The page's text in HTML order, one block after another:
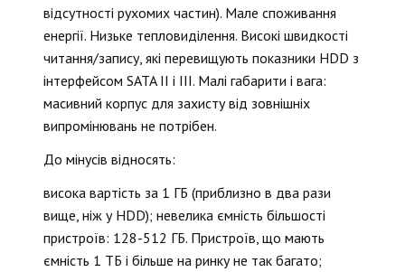
відсутності рухомих частин). Мале споживання
енергії. Низьке тепловиділення. Високі швидкості
читання/запису, які перевищують показники HDD з
інтерфейсом SATA II і III. Малі габарити і вага:
масивний корпус для захисту від зовнішніх
випромінювань не потрібен.
До мінусів відносять:
висока вартість за 1 ГБ (приблизно в два рази
вище, ніж у HDD); невелика ємність більшості
пристроїв: 128-512 ГБ. Пристроїв, що мають
ємність 1 ТБ і більше на ринку не так багато;